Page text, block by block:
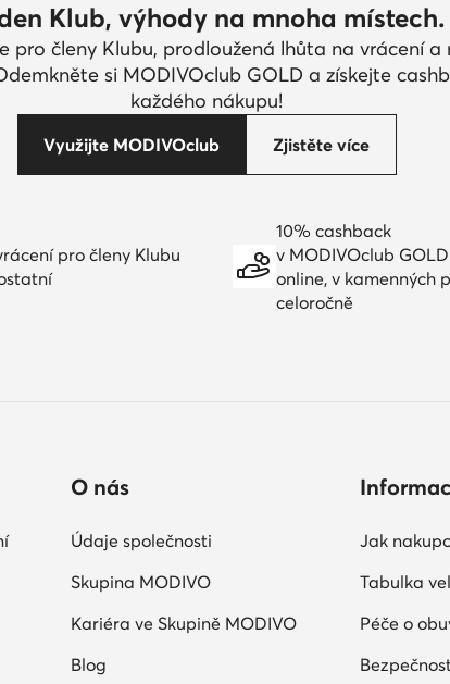
Klub, výhody na mnoha místech.
pro členy Klubu, prodloužená lhůta na vrácení a
si MODIVOclub GOLD a získejte
každého nákupu!
Využijte MODIVOclub Zjistěte více
pro členy Klubu
10% cashback
v MODIVOclub GOLD
online, v kamenných
celoročně
O nás
Údaje společnosti
Skupina MODIVO
Kariéra ve Skupině MODIVO
Blog
Jak
Tabulka
Péče o